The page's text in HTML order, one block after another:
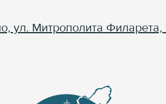
ул. Митрополита Филарета,